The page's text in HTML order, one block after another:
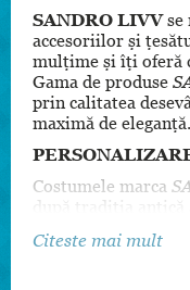
SANDRO LIVV se
accesoriilor și
mulțime și îți oferă
Gama de produse
prin calitatea
maximă de eleganță.
Costumele marca
după tradiția antică
atelierul a reușit să
Citeste mai mult